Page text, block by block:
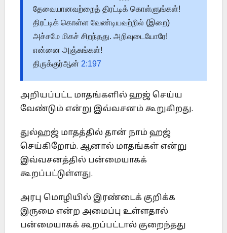
தேவையானவற்றைத் திரட்டிக் கொள்ளுங்கள்!
திரட்டிக் கொள்ள வேண்டியவற்றில் (இறை)
அச்சமே மிகச் சிறந்தது. அறிவுடையோரே!
என்னை அஞ்சுங்கள்!
திருக்குர்ஆன் 2:197
அறியப்பட்ட மாதங்களில் ஹஜ் செய்ய
வேண்டும் என்று இவ்வசனம் கூறுகிறது.
துல்ஹஜ் மாதத்தில் தான் நாம் ஹஜ்
செய்கிறோம். ஆனால் மாதங்கள் என்று
இவ்வசனத்தில் பன்மையாகக்
கூறப்பட்டுள்ளது.
அரபு மொழியில் இரண்டைக் குறிக்க
இருமை என்ற அமைப்பு உள்ளதால்
பன்மையாகக் கூறப்பட்டால் குறைந்தது